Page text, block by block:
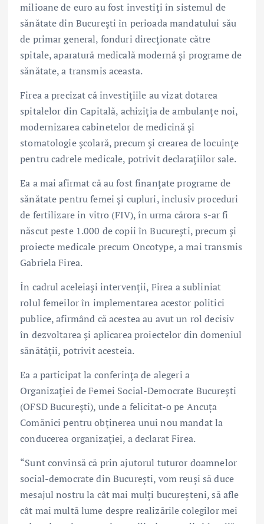
milioane de euro au fost investiţi în sistemul de
sănătate din Bucureşti în perioada mandatului său
de primar general, fonduri direcţionate către
spitale, aparatură medicală modernă şi programe de
sănătate, a transmis aceasta.
Firea a precizat că investiţiile au vizat dotarea
spitalelor din Capitală, achiziţia de ambulanţe noi,
modernizarea cabinetelor de medicină şi
stomatologie şcolară, precum şi crearea de locuinţe
pentru cadrele medicale, potrivit declaraţiilor sale.
Ea a mai afirmat că au fost finanţate programe de
sănătate pentru femei şi cupluri, inclusiv proceduri
de fertilizare in vitro (FIV), în urma cărora s-ar fi
născut peste 1.000 de copii în Bucureşti, precum şi
proiecte medicale precum Oncotype, a mai transmis
Gabriela Firea.
În cadrul aceleiaşi intervenţii, Firea a subliniat
rolul femeilor în implementarea acestor politici
publice, afirmând că acestea au avut un rol decisiv
în dezvoltarea şi aplicarea proiectelor din domeniul
sănătăţii, potrivit acesteia.
Ea a participat la conferinţa de alegeri a
Organizaţiei de Femei Social-Democrate Bucureşti
(OFSD Bucureşti), unde a felicitat-o pe Ancuța
Comănici pentru obţinerea unui nou mandat la
conducerea organizaţiei, a declarat Firea.
“Sunt convinsă că prin ajutorul tuturor doamnelor
social-democrate din București, vom reuși să duce
mesajul nostru la cât mai mulți bucureșteni, să afle
cât mai multă lume despre realizările colegilor mei